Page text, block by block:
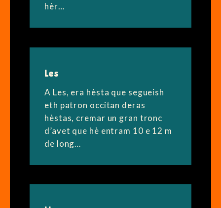
hèr…
Les
A Les, era hèsta que segueish
eth patron occitan deras
hèstas, cremar un gran tronc
d’avet que hè entram 10 e 12 m
de long…